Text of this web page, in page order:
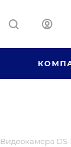
Видеокамера